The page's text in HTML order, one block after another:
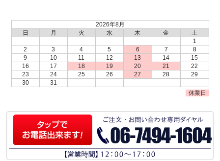
2026年8月
日
月 火 水 木 金
土
1
2
3 4 5 6 7
8
9
10 11 12 13 14
15
16
17 18 19 20 21
22
23
24 25 26 27 28
29
30
31
休業日